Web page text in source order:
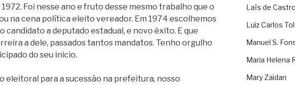
Foi nesse ano e fruto desse mesmo trabalho que o
na cena política eleito vereador. Em 1974 escolhemos
candidato a deputado estadual, e novo êxito. E que
a dele, passados tantos mandatos. Tenho orgulho
do seu inicio.
eleitoral para a sucessão na prefeitura, nosso
Laïs de Castro
Luiz Carlos
Manuel S.
Maria Helena
Mary Zaidan